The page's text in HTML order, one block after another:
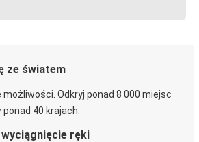
ze światem
możliwości. Odkryj ponad 8 000 miejsc
40 krajach.
ręki